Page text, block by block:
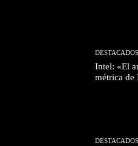
DESTACADOS
Intel: «El
métrica de
DESTACADOS